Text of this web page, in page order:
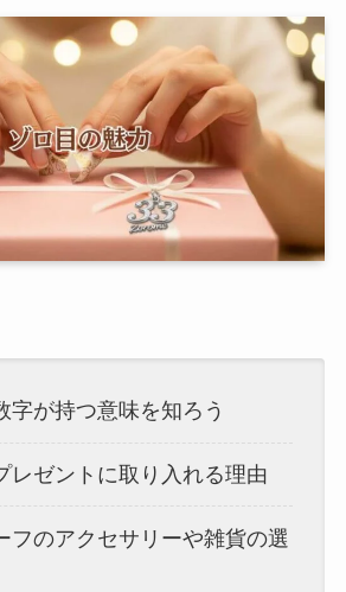
字が持つ意味を知ろう
レゼントに取り入れる理由
フのアクセサリーや雑貨の選